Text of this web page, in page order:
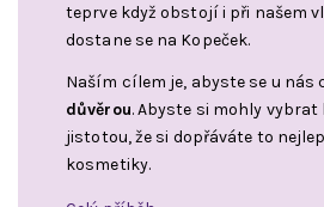
teprve když obstojí i při našem
dostane se na Kopeček.
Naším cílem je, abyste se u nás
důvěrou. Abyste si mohly vybrat
jistotou, že si dopřáváte to
kosmetiky.